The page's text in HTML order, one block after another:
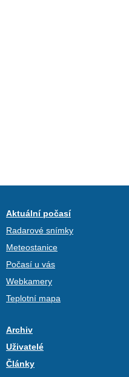
Aktuální počasí
Radarové snímky
Meteostanice
Počasí u vás
Webkamery
Teplotní mapa
Archiv
Uživatelé
Články